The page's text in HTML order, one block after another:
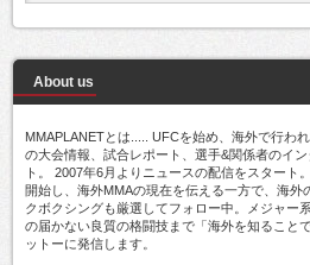
About us
MMAPLANETとは..... UFCを始め、海外で行わ
の大会情報、試合レポート、選手&関係者のイ
ト。 2007年6月よりニュースの配信をスタート
開始し、海外MMAの現在を伝える一方で、海外
クボクシングも厳選してフォロー中。メジャー
の届かない良質の格闘技まで「海外を知ること
ットーに発信します。